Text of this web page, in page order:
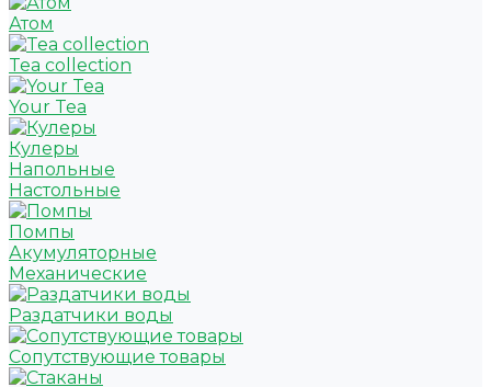
Атом
Tea collection
Your Tea
Кулеры
Напольные
Настольные
Помпы
Акумуляторные
Механические
Раздатчики воды
Сопутствующие товары